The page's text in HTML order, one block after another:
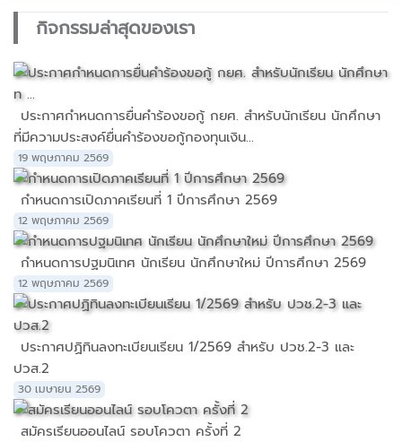
กิจกรรมล่าสุดของเรา
ประกาศกำหนดการยื่นคำร้องขอกู้ กยศ. สำหรับนักเรียน นักศึกษา
ที่มีความประสงค์ยื่นคำร้องขอกู้กองทุนเงิน...
19 พฤษภาคม 2569
กำหนดการเปิดภาคเรียนที่ 1 ปีการศึกษา 2569
12 พฤษภาคม 2569
กำหนดการปฐมนิเทศ นักเรียน นักศึกษาใหม่ ปีการศึกษา 2569
12 พฤษภาคม 2569
ประกาศปฏิทินลงทะเบียนเรียน 1/2569 สำหรับ ปวช.2-3 และ
ปวส.2
30 เมษายน 2569
สมัครเรียนออนไลน์ รอบโควตา ครั้งที่ 2